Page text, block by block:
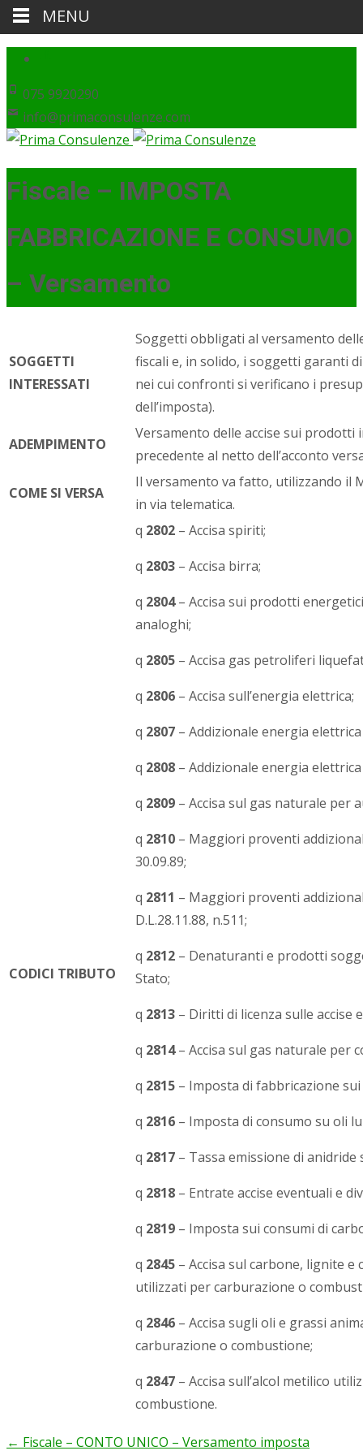
075 9920290
info@primaconsulenze.com
Fiscale – IMPOSTA
FABBRICAZIONE E CONSUMO
– Versamento
SOGGETTI
INTERESSATI
Soggetti obbligati al versamento
fiscali e, in solido, i soggetti garanti
nei cui confronti si verificano i
dell’imposta).
ADEMPIMENTO
Versamento delle accise sui prodotti
precedente al netto dell’acconto
COME SI VERSA
Il versamento va fatto, utilizzando il
in via telematica.
CODICI TRIBUTO
q 2802 – Accisa spiriti;
q 2803 – Accisa birra;
q 2804– Accisa sui prodotti
analoghi;
q 2805 – Accisa gas petroliferi
q 2806 – Accisa sull’energia elettrica;
q 2807 – Addizionale energia elettrica
q 2808 – Addizionale energia elettrica
q 2809 – Accisa sul gas naturale per
q 2810 – Maggiori proventi
30.09.89;
q 2811 – Maggiori proventi
D.L.28.11.88, n.511;
q 2812 – Denaturanti e prodotti
Stato;
q 2813 – Diritti di licenza sulle accise
q 2814– Accisa sul gas naturale per
q 2815 – Imposta di fabbricazione
q 2816 – Imposta di consumo su oli
q 2817 – Tassa emissione di
q 2818 – Entrate accise eventuali e
q 2819 – Imposta sui consumi di
q 2845 – Accisa sul carbone, lignite e
utilizzati per carburazione o
q 2846 – Accisa sugli oli e grassi
carburazione o combustione;
q 2847 – Accisa sull’alcol metilico
combustione.
Post
← Fiscale – CONTO UNICO – Versamento imposta
MENU